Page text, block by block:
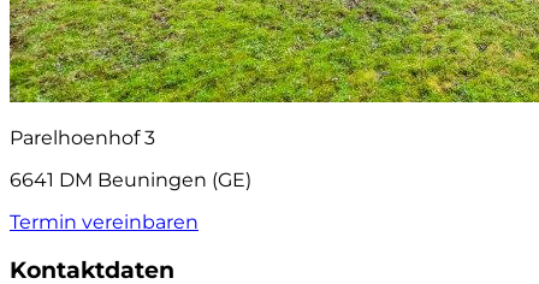
Parelhoenhof 3
6641 DM Beuningen (GE)
Termin vereinbaren
Kontaktdaten